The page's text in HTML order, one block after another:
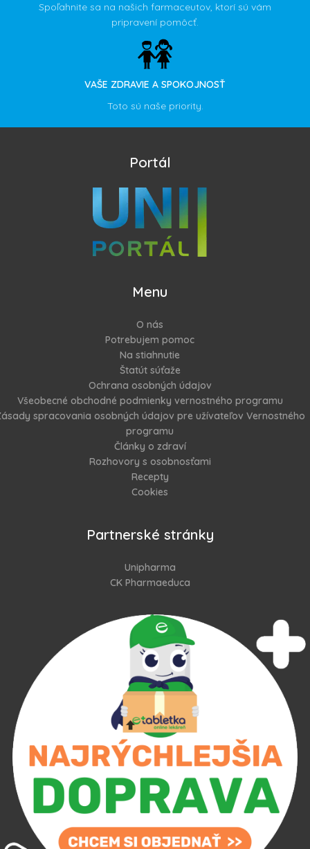
Spoľahnite sa na našich farmaceutov, ktorí sú vám
pripravení pomôcť.
VAŠE ZDRAVIE A SPOKOJNOSŤ
Toto sú naše priority.
Portál
Menu
O nás
Potrebujem pomoc
Na stiahnutie
Štatút súťaže
Ochrana osobných údajov
Všeobecné obchodné podmienky vernostného programu
spracovania osobných údajov pre užívateľov Vernostného
programu
Články o zdraví
Rozhovory s osobnosťami
Recepty
Cookies
Partnerské stránky
Unipharma
CK Pharmaeduca